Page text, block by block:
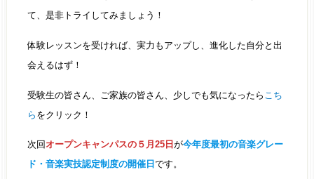
て、是非トライしてみましょう！
体験レッスンを受ければ、実力もアップし、進化した自分と出
会えるはず！
受験生の皆さん、ご家族の皆さん、少しでも気になったら こち
ら をクリック！
次回オープンキャンパスの５月25日が今年度最初の音楽グレー
ド・音楽実技認定制度の開催日です。